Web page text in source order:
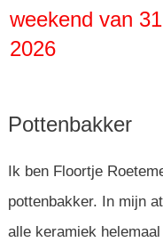
weekend van
2026
Pottenbakker
Ik ben Floortje
pottenbakker. In mijn
alle keramiek